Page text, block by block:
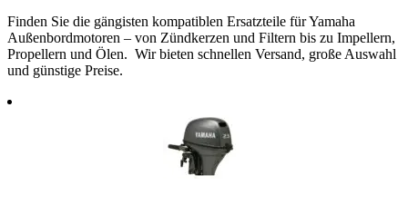
Finden Sie die gängisten kompatiblen Ersatzteile für Yamaha
Außenbordmotoren – von Zündkerzen und Filtern bis zu Impellern,
Propellern und Ölen. Wir bieten schnellen Versand, große Auswahl
und günstige Preise.